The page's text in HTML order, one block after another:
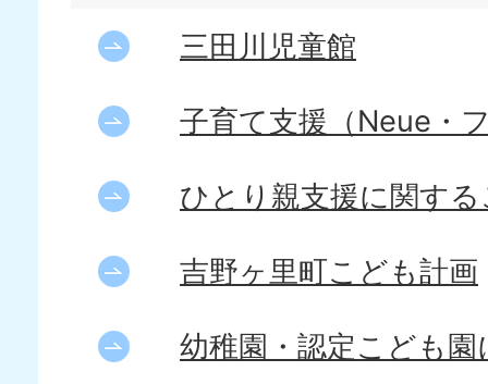
三田川児童館
子育て支援（Neue・
ひとり親支援に関す
吉野ヶ里町こども計画
幼稚園・認定こども